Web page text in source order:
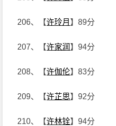
206、【许玲月 】89分
207、【许家润 】94分
208、【许伽伦】83分
209、【许芷思】92分
210、【许林铨】94分